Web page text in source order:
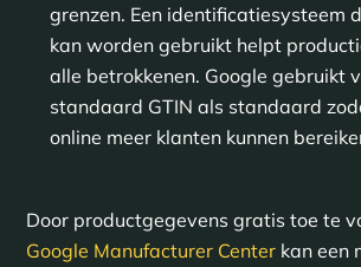
grenzen. Een identificatiesysteem
kan worden gebruikt helpt
alle betrokkenen. Google gebruikt
standaard GTIN als standaard
online meer klanten kunnen
Door productgegevens gratis toe te
Google Manufacturer Centerkan een